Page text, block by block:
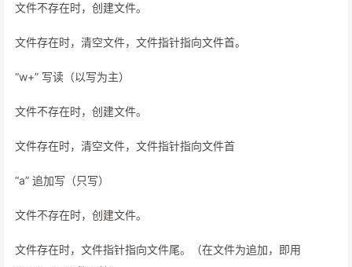
文件不存在时，创建文件。
文件存在时，清空文件，文件指针指向文件首。
“w+” 写读（以写为主）
文件不存在时，创建文件。
文件存在时，清空文件，文件指针指向文件首
“a” 追加写（只写）
文件不存在时，创建文件。
文件存在时，文件指针指向文件尾。（在文件为追加，即用